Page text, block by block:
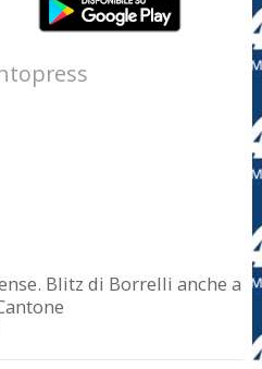
Blitz di Borrelli anche a